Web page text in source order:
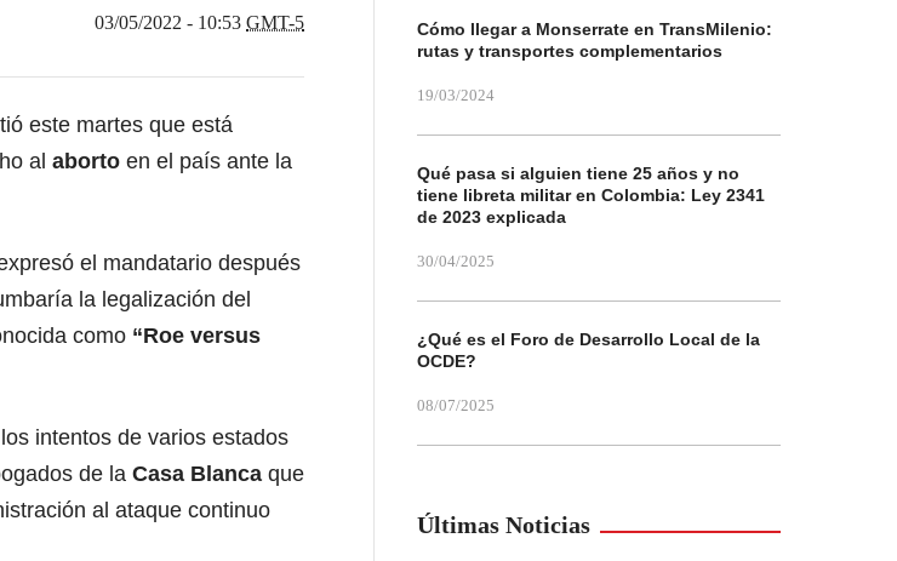
03/05/2022 - 10:53 GMT-5
este martes que está
al aborto en el país ante la
el mandatario después
la legalización del
como “Roe versus
intentos de varios estados
de la Casa Blanca que
al ataque continuo
Cómo llegar a Monserrate en TransMilenio:
rutas y transportes complementarios
19/03/2024
Qué pasa si alguien tiene 25 años y no
tiene libreta militar en Colombia: Ley 2341
de 2023 explicada
30/04/2025
¿Qué es el Foro de Desarrollo Local de la
OCDE?
08/07/2025
Últimas Noticias